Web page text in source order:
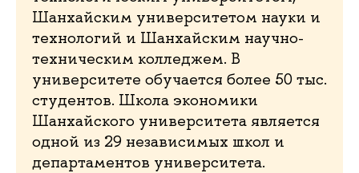
Шанхайским университетом науки и
технологий и Шанхайским научно-
техническим колледжем. В
университете обучается более 50 тыс.
студентов. Школа экономики
Шанхайского университета является
одной из 29 независимых школ и
департаментов университета.